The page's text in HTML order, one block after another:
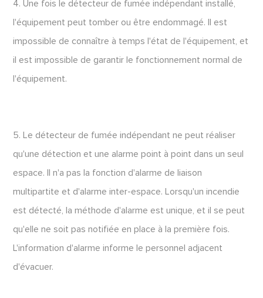
4. Une fois le détecteur de fumée indépendant installé,
l'équipement peut tomber ou être endommagé. Il est
impossible de connaître à temps l'état de l'équipement, et
il est impossible de garantir le fonctionnement normal de
l'équipement.
5. Le détecteur de fumée indépendant ne peut réaliser
qu'une détection et une alarme point à point dans un seul
espace. Il n'a pas la fonction d'alarme de liaison
multipartite et d'alarme inter-espace. Lorsqu'un incendie
est détecté, la méthode d'alarme est unique, et il se peut
qu'elle ne soit pas notifiée en place à la première fois.
L'information d'alarme informe le personnel adjacent
d'évacuer.